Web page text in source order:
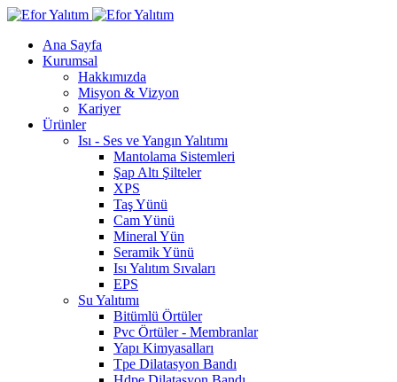
Ana Sayfa
Kurumsal
Hakkımızda
Misyon & Vizyon
Kariyer
Ürünler
Isı - Ses ve Yangın Yalıtımı
Mantolama Sistemleri
Şap Altı Şilteler
XPS
Taş Yünü
Cam Yünü
Mineral Yün
Seramik Yünü
Isı Yalıtım Sıvaları
EPS
Su Yalıtımı
Bitümlü Örtüler
Pvc Örtüler - Membranlar
Yapı Kimyasalları
Tpe Dilatasyon Bandı